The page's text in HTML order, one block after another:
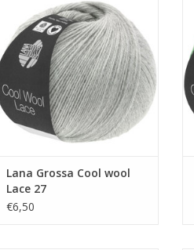
TOEVOEGEN AAN WINKELWAGEN
Lana Grossa Cool wool
Lace 27
€6,50